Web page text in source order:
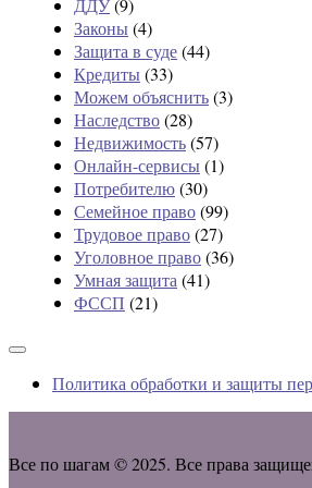
Законы(4)
Защита в суде(44)
Кредиты(33)
Можем объяснить(3)
Наследство(28)
Недвижимость(57)
Онлайн-сервисы(1)
Потребителю(30)
Семейное право(99)
Трудовое право(27)
Уголовное право(36)
Умная защита (41)
ФССП (21)
Политика обработки и защиты
Все по шагам © 2025. Все права